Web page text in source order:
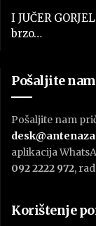
I JUČER
brzo…
Pošaljite
Pošaljite nam
aplikacija
092 2222 972,
Korištenje